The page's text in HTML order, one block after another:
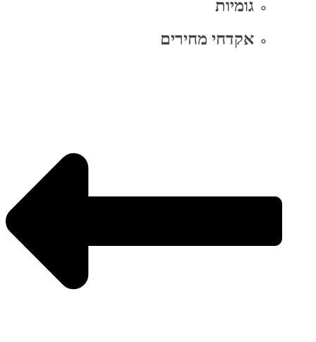
גומיות
אקדחי מחירים